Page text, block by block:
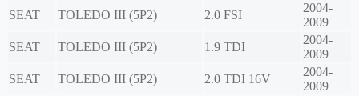
SEAT
TOLEDO III (5P2) 2.0 FSI
2004-
2009
SEAT
TOLEDO III (5P2) 1.9 TDI
2004-
2009
SEAT
TOLEDO III (5P2) 2.0 TDI 16V
2004-
2009